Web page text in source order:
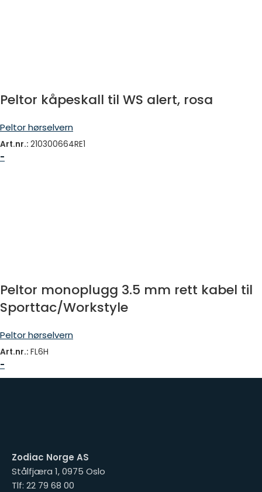
Peltor kåpeskall til WS alert, rosa
Peltor hørselvern
Art.nr.: 210300664RE1
-
Peltor monoplugg 3.5 mm rett kabel til
Sporttac/Workstyle
Peltor hørselvern
Art.nr.: FL6H
-
Zodiac Norge AS
Stålfjæra 1, 0975 Oslo
Tlf: 22 79 68 00